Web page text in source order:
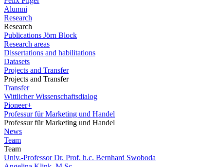
Alumni
Research
Research
Publications Jörn Block
Research areas
Dissertations and habilitations
Datasets
Projects and Transfer
Projects and Transfer
Transfer
Wittlicher Wissenschaftsdialog
Pioneer+
Professur für Marketing und Handel
Professur für Marketing und Handel
News
Team
Team
Univ.-Professor Dr. Prof. h.c. Bernhard Swoboda